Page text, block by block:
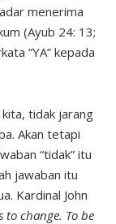
menerima
(Ayub 24: 13;
“YA” kepada
tidak jarang
Akan tetapi
“tidak” itu
jawaban itu
Kardinal John
to change. To be